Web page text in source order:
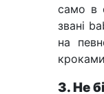
само в
звані
на
3. Не